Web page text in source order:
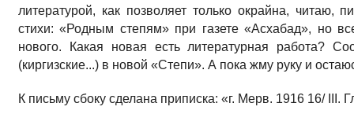
литературой, как позволяет только окрайна, читаю,
стихи: «Родным степям» при газете «Асхабад», но
нового. Какая новая есть литературная работа?
(киргизские...) в новой «Степи». А пока жму руку и
К письму сбоку сделана приписка: «г. Мерв. 1916 16/ III.